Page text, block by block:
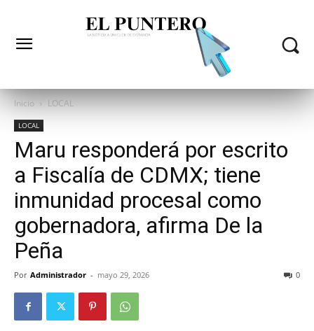
Inicio LOCAL
LOCAL
Maru responderá por escrito
a Fiscalía de CDMX; tiene
inmunidad procesal como
gobernadora, afirma De la
Peña
Por Administrador - mayo 29, 2026 0